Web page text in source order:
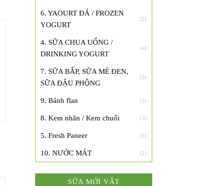
6. YAOURT ĐÁ / FROZEN
YOGURT
(2)
4. SỮA CHUA UỐNG /
DRINKING YOGURT
(4)
7. SỮA BẮP, SỮA MÈ ĐEN,
SỮA ĐẬU PHỘNG
(3)
9. Bánh flan (3)
8. Kem nhãn / Kem chuối (3)
5. Fresh Paneer (1)
10. NƯỚC MÁT (2)
SỮA MỚI VẮT